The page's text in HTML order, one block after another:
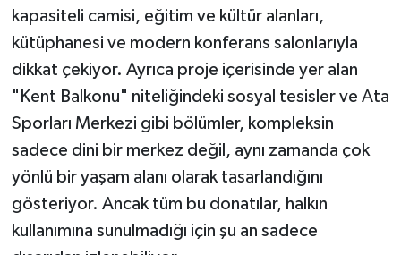
kapasiteli camisi, eğitim ve kültür alanları,
kütüphanesi ve modern konferans salonlarıyla
dikkat çekiyor. Ayrıca proje içerisinde yer alan
"Kent Balkonu" niteliğindeki sosyal tesisler ve Ata
Sporları Merkezi gibi bölümler, kompleksin
sadece dini bir merkez değil, aynı zamanda çok
yönlü bir yaşam alanı olarak tasarlandığını
gösteriyor. Ancak tüm bu donatılar, halkın
kullanımına sunulmadığı için şu an sadece